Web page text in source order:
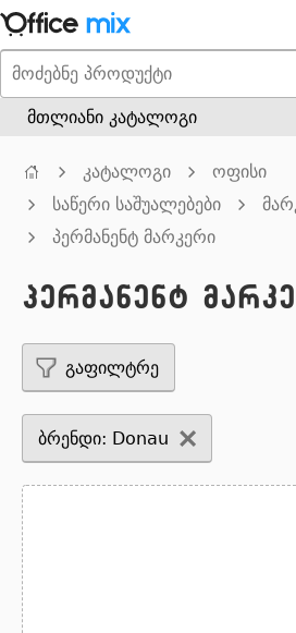
მთლიანი კატალოგი
კატალოგი
ოფისი
საწერი საშუალებები
პერმანენტ მარკერი
პერმანენტ
გაფილტრე
ბრენდი: Donau